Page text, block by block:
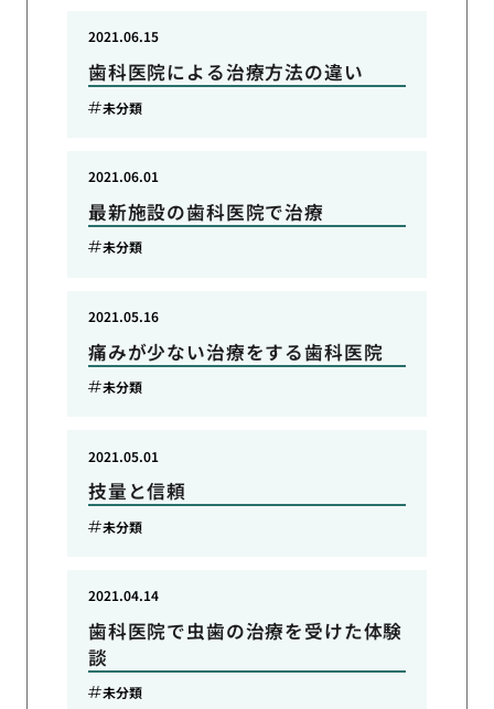
歯科医院による治療方法の違い
2021.06.15
未分類
最新施設の歯科医院で治療
2021.06.01
未分類
痛みが少ない治療をする歯科医院
2021.05.16
未分類
技量と信頼
2021.05.01
未分類
歯科医院で虫歯の治療を受けた体験
談
2021.04.14
未分類